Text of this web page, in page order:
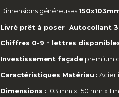
Dimensions généreuses
Livré prêt à poser: Autocollant
Chiffres 0-9 + lettres
Investissement façadepremium
Caractéristiques Matériau : Acier
Dimensions : 103 mm x 150 mm x 1